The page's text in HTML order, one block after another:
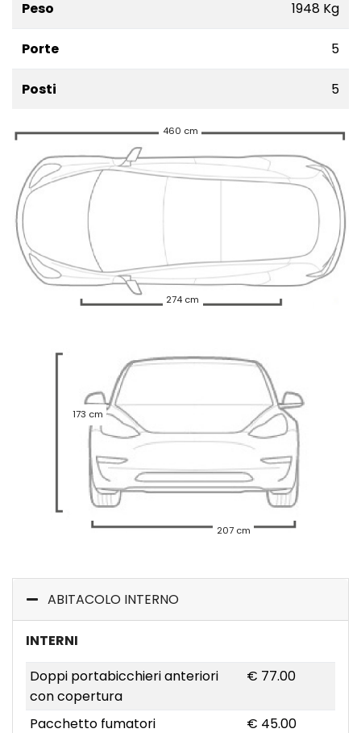
Peso 1948 Kg
Porte 5
Posti 5
460 cm
274 cm
173 cm
207 cm
ABITACOLO INTERNO
INTERNI
Doppi portabicchieri anteriori
con copertura
€ 77.00
Pacchetto fumatori
€ 45.00